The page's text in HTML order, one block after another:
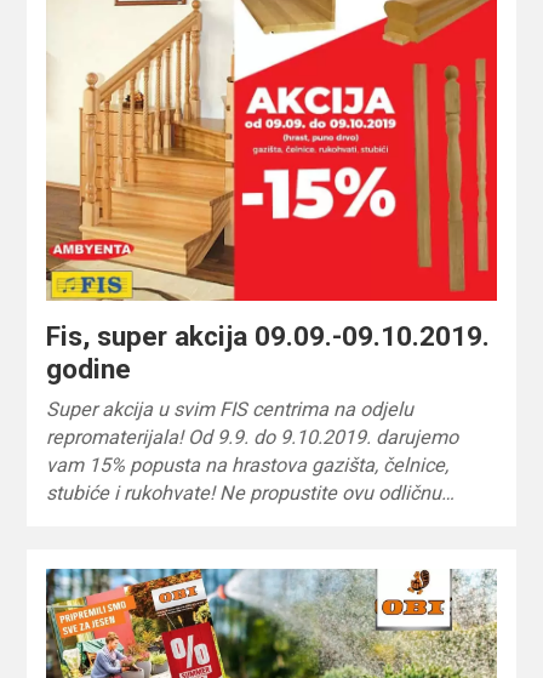
Fis, super akcija 09.09.-09.10.2019.
godine
Super akcija u svim FIS centrima na odjelu
repromaterijala! Od 9.9. do 9.10.2019. darujemo
vam 15% popusta na hrastova gazišta, čelnice,
stubiće i rukohvate! Ne propustite ovu odličnu…